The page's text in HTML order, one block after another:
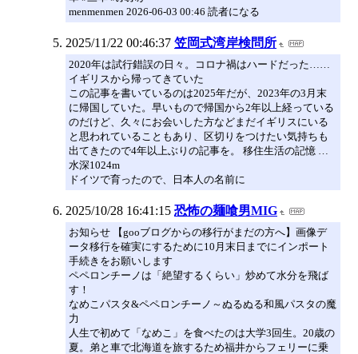
menmenmen 2026-06-03 00:46 読者になる
2025/11/22 00:46:37 笠岡式湾岸検問所
2020年は試行錯誤の日々。コロナ禍はハードだった……
イギリスから帰ってきていた
この記事を書いているのは2025年だが、2023年の3月末
に帰国していた。早いもので帰国から2年以上経っている
のだけど、久々にお会いした方などまだイギリスにいる
と思われていることもあり、区切りをつけたい気持ちも
出てきたので4年以上ぶりの記事を。 移住生活の記憶 …
水深1024m
ドイツで育ったので、日本人の名前に
2025/10/28 16:41:15 恐怖の麺喰男MIG
お知らせ 【gooブログからの移行がまだの方へ】画像デ
ータ移行を確実にするために10月末日までにインポート
手続きをお願いします
ペペロンチーノは「絶望するくらい」炒めて水分を飛ば
す！
なめこパスタ&ペペロンチーノ～ぬるぬる和風パスタの魔
力
人生で初めて「なめこ」を食べたのは大学3回生。20歳の
夏。弟と車で北海道を旅するため福井からフェリーに乗